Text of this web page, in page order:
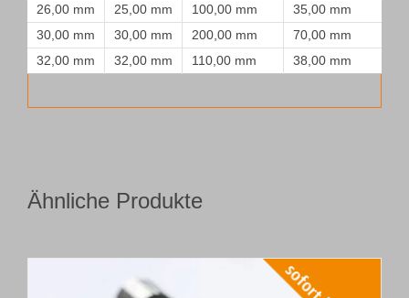
26,00 mm
25,00 mm 100,00 mm
35,00 mm
30,00 mm
30,00 mm 200,00 mm
70,00 mm
32,00 mm
32,00 mm 110,00 mm 38,00 mm
Ähnliche Produkte